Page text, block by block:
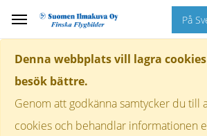
Denna webbplats vill lagra
besök bättre.
Genom att godkänna samtycker du till
cookies och behandlar informationen
På